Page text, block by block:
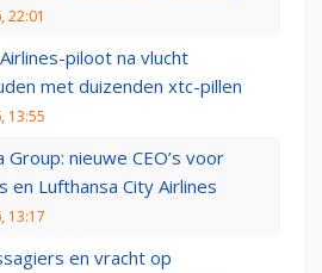
22:01
piloot na vlucht
met duizenden xtc-pillen
13:55
Group: nieuwe CEO’s voor
en Lufthansa City Airlines
13:17
en vracht op